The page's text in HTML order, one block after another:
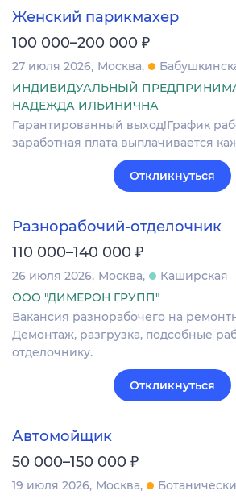
Женский парикмахер
100 000–200 000 ₽
27 июля 2026 Москва
ИНДИВИДУАЛЬНЫЙ
НАДЕЖДА ИЛЬИНИЧНА
Гарантированный выход!График
заработная плата выплачивается
Откликнуться
Разнорабочий-отделочник
110 000–140 000 ₽
26 июля 2026 Москва
Каширская
ООО "ДИМЕРОН ГРУПП"
Вакансия разнорабочего на
Демонтаж, разгрузка, подсобные
отделочнику.
Откликнуться
Автомойщик
50 000–150 000 ₽
19 июля 2026 Москва